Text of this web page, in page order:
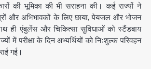
की भूमिका की भी सराहना की। कई राज्यों ने
और अभिभावकों के लिए छाया, पेयजल और भोजन
ही एंबुलेंस और चिकित्सा सुविधाओं को स्टैंडबाय
में परीक्षा के दिन अभ्यर्थियों को निःशुल्क परिवहन
गई।